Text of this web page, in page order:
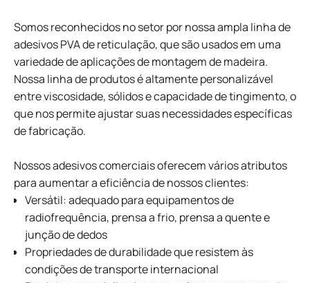
Somos reconhecidos no setor por nossa ampla linha de
adesivos PVA de reticulação, que são usados em uma
variedade de aplicações de montagem de madeira.
Nossa linha de produtos é altamente personalizável
entre viscosidade, sólidos e capacidade de tingimento, o
que nos permite ajustar suas necessidades específicas
de fabricação.
Nossos adesivos comerciais oferecem vários atributos
para aumentar a eficiência de nossos clientes:
Versátil: adequado para equipamentos de
radiofrequência, prensa a frio, prensa a quente e
junção de dedos
Propriedades de durabilidade que resistem às
condições de transporte internacional